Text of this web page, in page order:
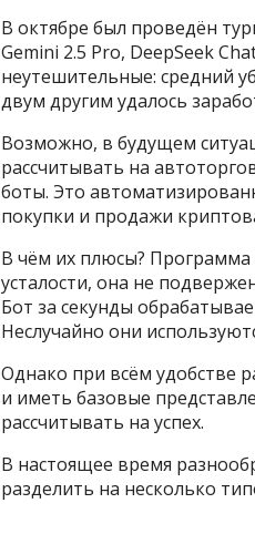
В октябре был проведён
Gemini 2.5 Pro, DeepSeek
неутешительные: средний
двум другим удалось
Возможно, в будущем
рассчитывать на
боты. Это
покупки и продажи
В чём их плюсы? Программа
усталости, она не
Бот за секунды
Неслучайно они
Однако при всём удобстве
и иметь базовые
рассчитывать на успех.
В настоящее время
разделить на несколько